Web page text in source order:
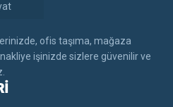
ofis taşıma, mağaza
nakliye işinizde sizlere güvenilir ve